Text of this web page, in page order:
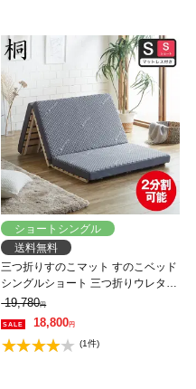
ショートシングル
送料無料
三つ折りすのこマット すのこベッド
シングルショート 三つ折りウレタン
マットレス付き 木製 桐 二分割可能
完成品 低ホルムアルデヒド 布団が
干せる
19,780円
18,800円
(1件)